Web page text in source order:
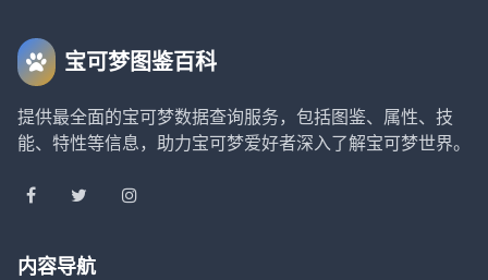
宝可梦图鉴百科
提供最全面的宝可梦数据查询服务，包括图鉴、属性、技
能、特性等信息，助力宝可梦爱好者深入了解宝可梦世界。
内容导航